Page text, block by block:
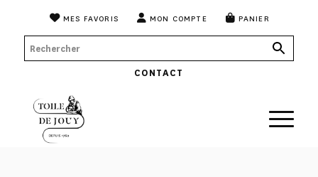
MES FAVORIS MON COMPTE PANIER
CONTACT